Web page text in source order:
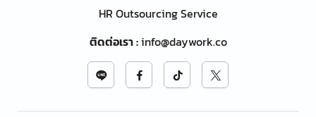
HR Outsourcing Service
ติดต่อเรา:info@daywork.co